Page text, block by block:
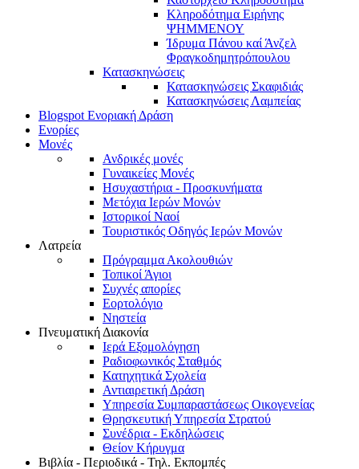
Κληροδότημα Ειρήνης
ΨΗΜΜΕΝΟΥ
Ίδρυμα Πάνου καί Άνζελ
Φραγκοδημητρόπουλου
Κατασκηνώσεις
Κατασκηνώσεις Σκαφιδιάς
Κατασκηνώσεις Λαμπείας
Blogspot Ενοριακή Δράση
Ενορίες
Μονές
Ανδρικές μονές
Γυναικείες Μονές
Ησυχαστήρια - Προσκυνήματα
Μετόχια Ιερών Μονών
Ιστορικοί Ναοί
Τουριστικός Οδηγός Ιερών Μονών
Λατρεία
Πρόγραμμα Ακολουθιών
Τοπικοί Άγιοι
Συχνές απορίες
Εορτολόγιο
Νηστεία
Πνευματική Διακονία
Ιερά Εξομολόγηση
Ραδιοφωνικός Σταθμός
Κατηχητικά Σχολεία
Αντιαιρετική Δράση
Υπηρεσία Συμπαραστάσεως Οικογενείας
Θρησκευτική Υπηρεσία Στρατού
Συνέδρια - Εκδηλώσεις
Θείον Κήρυγμα
Βιβλία - Περιοδικά - Τηλ. Εκπομπές